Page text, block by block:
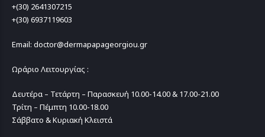
+(30) 2641307215
+(30) 6937119603
Email: doctor@dermapapageorgiou.gr
Ωράριο Λειτουργίας :
Δευτέρα – Τετάρτη – Παρασκευή 10.00-14.00 & 17.00-21.00
Τρίτη – Πέμπτη 10.00-18.00
Σάββατο & Κυριακή Κλειστά